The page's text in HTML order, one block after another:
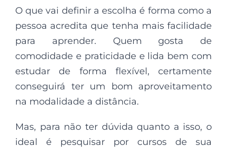
O que vai definir a escolha é forma como a
pessoa acredita que tenha mais facilidade
para aprender. Quem gosta de
comodidade e praticidade e lida bem com
estudar de forma flexível, certamente
conseguirá ter um bom aproveitamento
na modalidade a distância.
Mas, para não ter dúvida quanto a isso, o
ideal é pesquisar por cursos de sua